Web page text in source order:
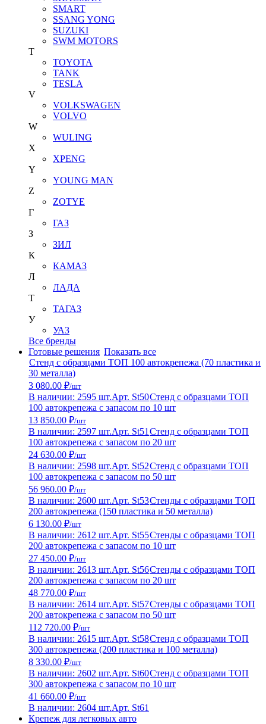
SMART
SSANG YONG
SUZUKI
SWM MOTORS
T
TOYOTA
TANK
TESLA
V
VOLKSWAGEN
VOLVO
W
WULING
X
XPENG
Y
YOUNG MAN
Z
ZOTYE
Г
ГАЗ
З
ЗИЛ
К
КАМАЗ
Л
ЛАДА
Т
ТАГАЗ
У
УАЗ
Все бренды
Готовые решения Показать все
Стенд с образцами ТОП 100 автокрепежа (70 пластика и
30 металла)
3 080.00 ₽/шт
В наличии: 2595 шт.Арт. St50Стенд с образцами ТОП
100 автокрепежа с запасом по 10 шт
13 850.00 ₽/шт
В наличии: 2597 шт.Арт. St51 Стенд с образцами ТОП
100 автокрепежа с запасом по 20 шт
24 630.00 ₽/шт
В наличии: 2598 шт.Арт. St52Стенд с образцами ТОП
100 автокрепежа с запасом по 50 шт
56 960.00 ₽/шт
В наличии: 2600 шт.Арт. St53Стенды с образцами ТОП
200 автокрепежа (150 пластика и 50 металла)
6 130.00 ₽/шт
В наличии: 2612 шт.Арт. St55Стенды с образцами ТОП
200 автокрепежа с запасом по 10 шт
27 450.00 ₽/шт
В наличии: 2613 шт.Арт. St56Стенды с образцами ТОП
200 автокрепежа с запасом по 20 шт
48 770.00 ₽/шт
В наличии: 2614 шт.Арт. St57Стенды с образцами ТОП
200 автокрепежа с запасом по 50 шт
112 720.00 ₽/шт
В наличии: 2615 шт.Арт. St58Стенд с образцами ТОП
300 автокрепежа (200 пластика и 100 металла)
8 330.00 ₽/шт
В наличии: 2602 шт.Арт. St60Стенд с образцами ТОП
300 автокрепежа с запасом по 10 шт
41 660.00 ₽/шт
В наличии: 2604 шт.Арт. St61
Крепеж для легковых авто